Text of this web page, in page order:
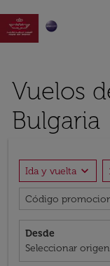

Vuelos
Bulgaria
Ida y vuelta expand_more
Código
Desde
Seleccionar origen